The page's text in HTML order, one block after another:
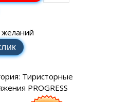
желаний
Тиристорные
PROGRESS